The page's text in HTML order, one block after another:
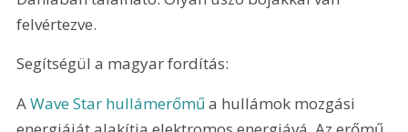
felvértezve.
Segítségül a magyar fordítás:
A Wave Star hullámerőmű a hullámok mozgási